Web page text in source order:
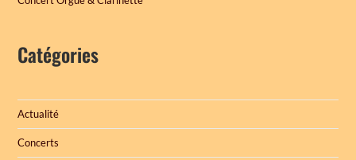
Catégories
Actualité
Concerts